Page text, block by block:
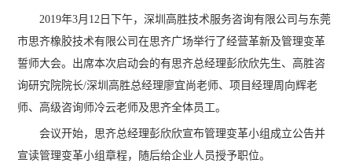
2019年3月12日下午，深圳高胜技术服务咨询有限公司与东莞
市思齐橡胶技术有限公司在思齐广场举行了经营革新及管理变革
誓师大会。出席本次启动会的有思齐总经理彭欣欣先生、高胜咨
询研究院院长/深圳高胜总经理廖宜尚老师、项目经理周向辉老
师、高级咨询师冷云老师及思齐全体员工。
会议开始，思齐总经理彭欣欣宣布管理变革小组成立公告并
宣读管理变革小组章程，随后给企业人员授予职位。